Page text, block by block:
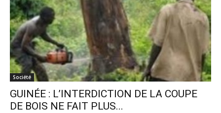
Société
GUINÉE : L’INTERDICTION DE LA COUPE
DE BOIS NE FAIT PLUS...